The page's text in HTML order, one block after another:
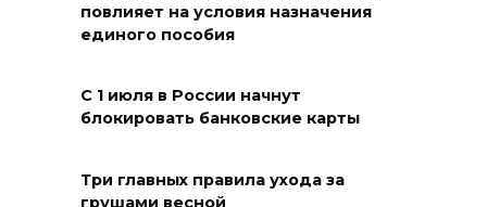
06 августа 2026 18:29
06 августа 2026 18:27
Андрей Фатеев: Театр Чехова
в Таганроге откроет 200-й
повлияет на условия назначения
единого пособия
С 1 июля в России начнут
блокировать банковские карты
Три главных правила ухода за